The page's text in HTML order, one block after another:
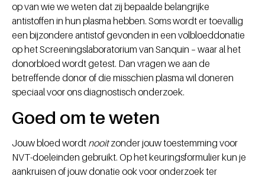
op van wie we weten dat zij bepaalde belangrijke
antistoffen in hun plasma hebben. Soms wordt er toevallig
een bijzondere antistof gevonden in een volbloeddonatie
op het Screeningslaboratorium van Sanquin – waar al het
donorbloed wordt getest. Dan vragen we aan de
betreffende donor of die misschien plasma wil doneren
speciaal voor ons diagnostisch onderzoek.
Goed om te weten
Jouw bloed wordt nooitzonder jouw toestemming voor
NVT-doeleinden gebruikt. Op het keuringsformulier kun je
aankruisen of jouw donatie ook voor onderzoek ter